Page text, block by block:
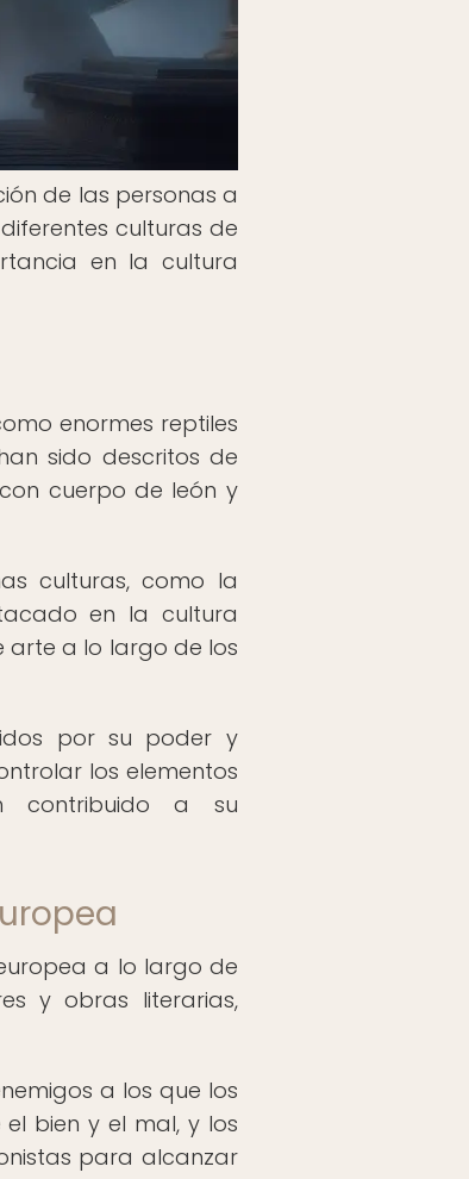
de las personas a
culturas de
en la cultura
enormes reptiles
sido descritos de
cuerpo de león y
culturas, como la
en la cultura
arte a lo largo de los
por su poder y
los elementos
contribuido a su
a lo largo de
y obras literarias,
a los que los
bien y el mal, y los
para alcanzar